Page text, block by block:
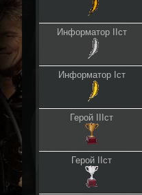
Информатор IIст
Информатор Iст
Герой IIIст
Герой IIст